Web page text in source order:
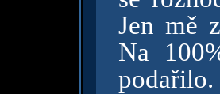
Jen mě
Na
podařilo.